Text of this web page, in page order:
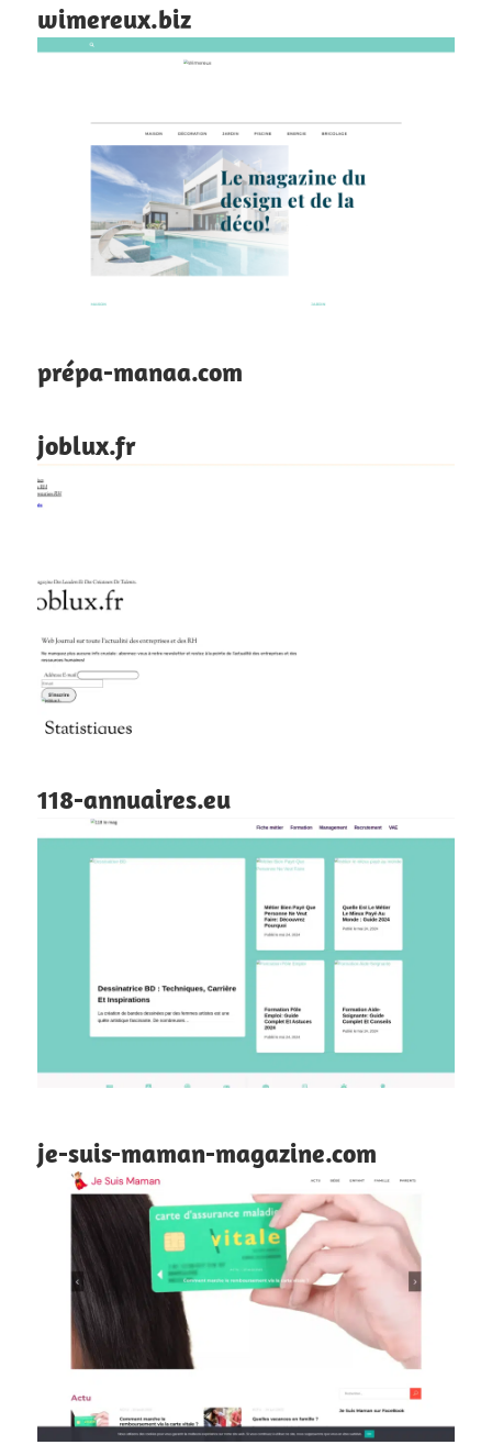
wimereux.biz
prépa-manaa.com
joblux.fr
118-annuaires.eu
je-suis-maman-magazine.com